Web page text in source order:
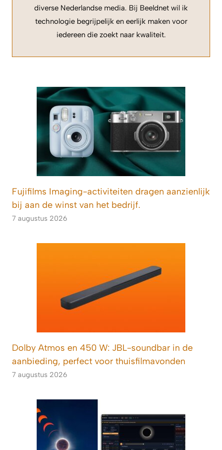
diverse Nederlandse media. Bij Beeldnet wil ik
technologie begrijpelijk en eerlijk maken voor
iedereen die zoekt naar kwaliteit.
Fujifilms Imaging-activiteiten dragen aanzienlijk
bij aan de winst van het bedrijf.
7 augustus 2026
Dolby Atmos en 450 W: JBL-soundbar in de
aanbieding, perfect voor thuisfilmavonden
7 augustus 2026